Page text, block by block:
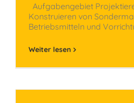
Aufgabengebiet
Konstruieren von
Betriebsmitteln und
Weiter lesen